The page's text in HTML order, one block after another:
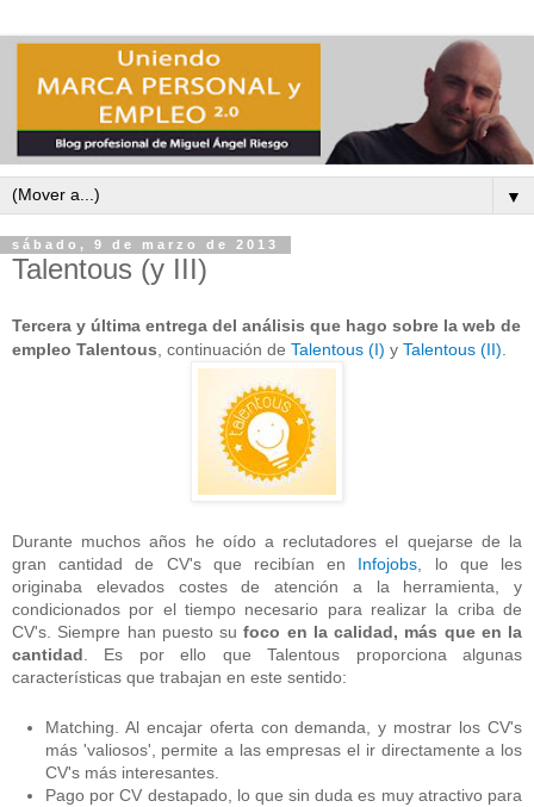
▼
sábado, 9 de marzo de 2013
Talentous (y III)
Tercera y última entrega del análisis que hago sobre la web de
empleo Talentous, continuación de Talentous (I) y Talentous (II).
Durante muchos años he oído a reclutadores el quejarse de la
gran cantidad de CV's que recibían en Infojobs, lo que les
originaba elevados costes de atención a la herramienta, y
condicionados por el tiempo necesario para realizar la criba de
CV's. Siempre han puesto sufoco en la calidad, más que en la
cantidad. Es por ello que Talentous proporciona algunas
características que trabajan en este sentido:
Matching. Al encajar oferta con demanda, y mostrar los CV's
más 'valiosos', permite a las empresas el ir directamente a los
CV's más interesantes.
Pago por CV destapado, lo que sin duda es muy atractivo para